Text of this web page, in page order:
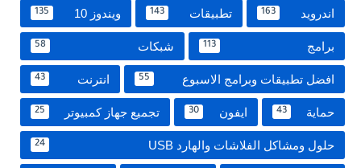
اندرويد 163 تطبيقات 143 ويندوز 10 135
برامج 113 شبكات 58
افضل تطبيقات وبرامج الاسبوع 55 انترنت 43
حماية 43 ايفون 30 تجميع جهاز كمبيوتر 25
حلول ومشاكل الفلاشات والهارد USB 24